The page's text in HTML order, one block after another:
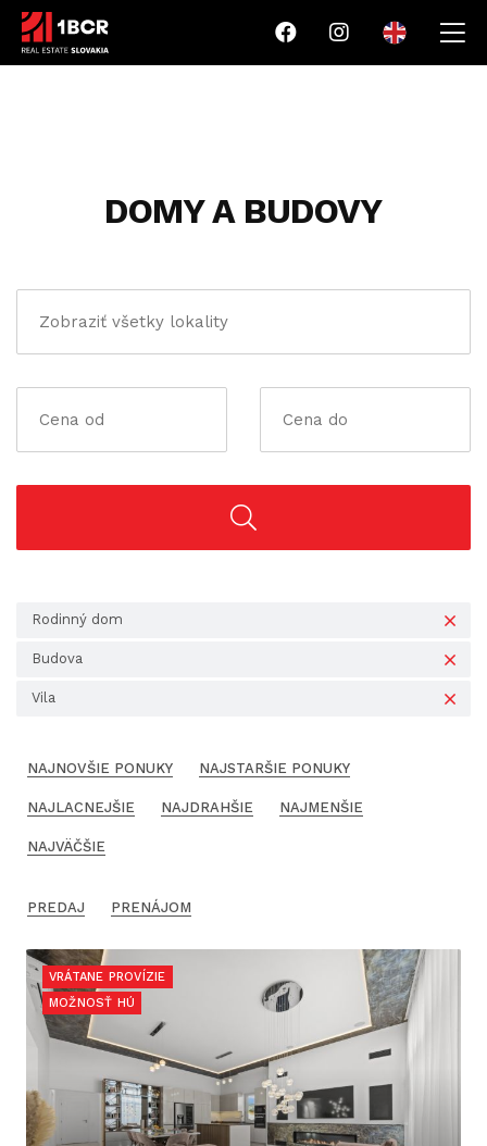
DOMY A BUDOVY
Rodinný dom
Budova
Vila
NAJNOVŠIE PONUKY NAJSTARŠIE PONUKY
NAJLACNEJŠIE NAJDRAHŠIE NAJMENŠIE
NAJVÄČŠIE
PREDAJ PRENÁJOM
VRÁTANE PROVÍZIE
MOŽNOSŤ HÚ